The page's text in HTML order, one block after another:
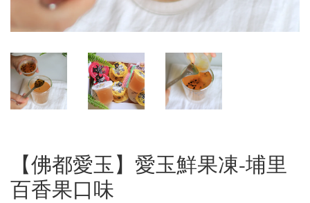
【佛都愛玉】愛玉鮮果凍-埔里
百香果口味